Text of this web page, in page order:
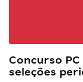
Concurso
seleções